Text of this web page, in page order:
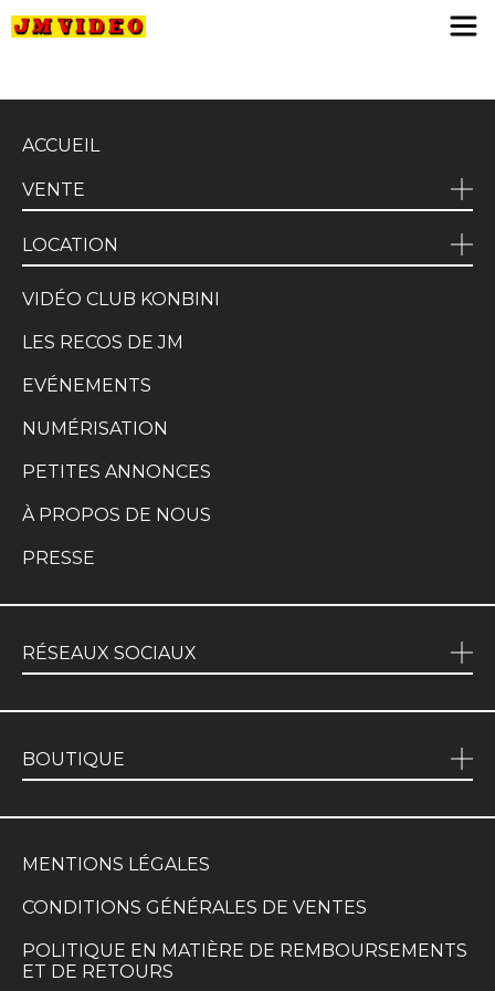
ACCUEIL
VENTE
LOCATION
VIDÉO CLUB KONBINI
LES RECOS DE JM
EVÉNEMENTS
NUMÉRISATION
PETITES ANNONCES
À PROPOS DE NOUS
PRESSE
RÉSEAUX SOCIAUX
BOUTIQUE
MENTIONS LÉGALES
CONDITIONS GÉNÉRALES DE VENTES
POLITIQUE EN MATIÈRE DE REMBOURSEMENTS
ET DE RETOURS